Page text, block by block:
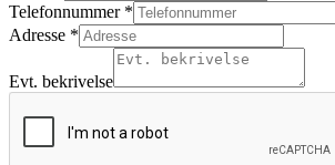
Telefonnummer *
Adresse *
Evt. bekrivelse